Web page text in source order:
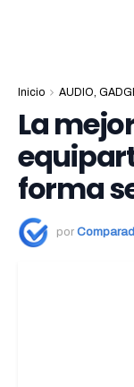
Inicio AUDIO,
La
forma
por